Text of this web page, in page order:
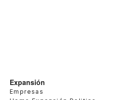
Expansión
Empresas